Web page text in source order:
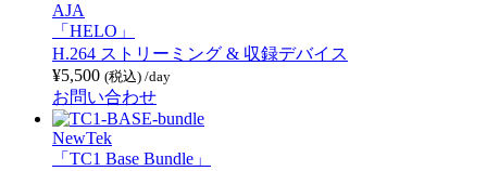
AJA
「HELO」
H.264 ストリーミング & 収録デバイス
¥5,500 (税込) /day
お問い合わせ
NewTek
「TC1 Base Bundle」